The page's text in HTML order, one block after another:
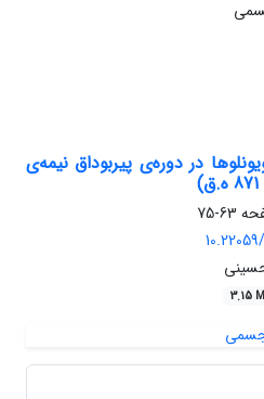
در دوره‌ی پیربوداق نیمه‌ی
63-75
3.15 M